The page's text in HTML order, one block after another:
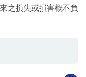
之損失或損害概不負